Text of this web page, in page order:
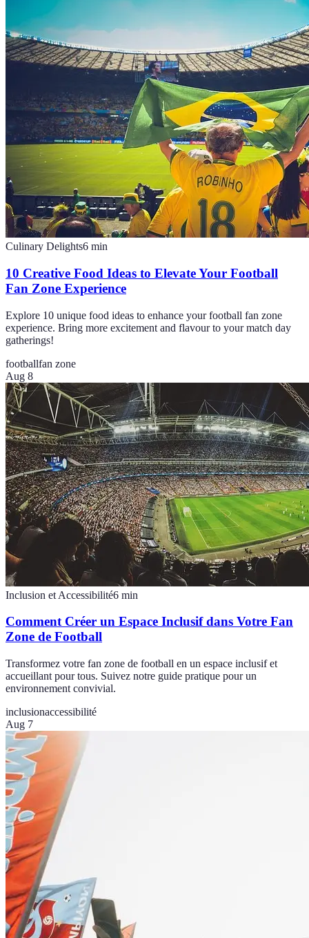
Culinary Delights6 min
10 Creative Food Ideas to Elevate Your Football
Fan Zone Experience
Explore 10 unique food ideas to enhance your football fan zone
experience. Bring more excitement and flavour to your match day
gatherings!
footballfan zone
Aug 8
Inclusion et Accessibilité6 min
Comment Créer un Espace Inclusif dans Votre Fan
Zone de Football
Transformez votre fan zone de football en un espace inclusif et
accueillant pour tous. Suivez notre guide pratique pour un
environnement convivial.
inclusionaccessibilité
Aug 7